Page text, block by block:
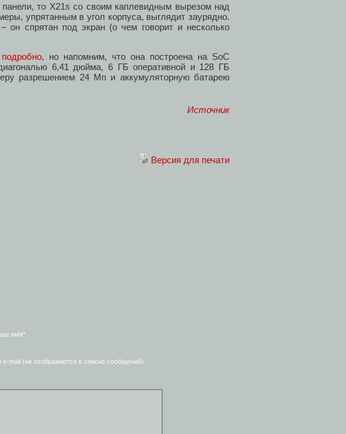
то X21s со своим каплевидным вырезом над
упрятанным в угол корпуса, выглядит заурядно.
он спрятан под экран (о чем говорит и несколько
, но напомним, что она построена на SoC
6,41 дюйма, 6 ГБ оперативной и 128 ГБ
разрешением 24 Мп и аккумуляторную батарею
Источник
Версия для печати
имя*
e-mail (не отображается в списке сообщений)